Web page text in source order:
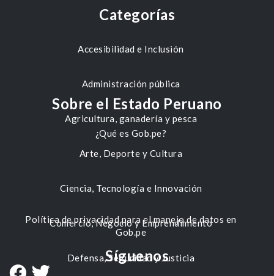
Categorías
Accesibilidad e Inclusión
Administración pública
Agricultura, ganadería y pesca
Arte, Deporte y Cultura
Ciencia, Tecnología e Innovación
Comercio, Negocio y Emprendimiento
Defensa, Seguridad y Justicia
Sobre el Estado Peruano
¿Qué es Gob.pe?
Política de privacidad para el manejo de datos en
Gob.pe
Síguenos